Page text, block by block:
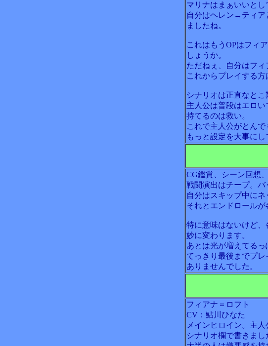
マリナはまぁいいとし
自分はヘレン→ティア
ましたね。
これはもうOPはフィ
しょうか。
ただねぇ、自分はフィ
これからプレイする方
シナリオは正直なとこ
主人公は普段はエロ
持てるのは救い。
これで主人公がとんで
もっと設定を大事に
CG鑑賞、シーン回想
戦闘演出はチープ。バ
自分はスキップ中にネ
それとエンドロールが
特に意味はないけど
妙に変わります。
あとは光が増えてるっ
てっきり最後までプ
ありませんでした。
フィアナ＝ロフト
CV：鮎川ひなた
メインヒロイン。主人
シナリオ欄で書きまし